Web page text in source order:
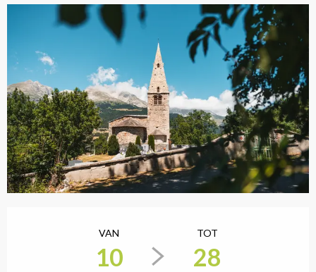
Openingstijden en
VAN
10
TOT
28